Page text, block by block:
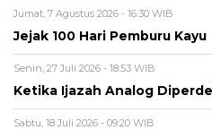
Jumat, 7 Agustus 2026 - 16:30 WIB
Jejak 100 Hari Pemburu Kayu
Senin, 27 Juli 2026 - 18:53 WIB
Ketika Ijazah Analog
Sabtu, 18 Juli 2026 - 09:20 WIB